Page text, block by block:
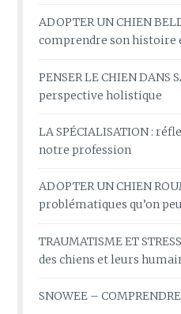
ADOPTER UN CHIEN
comprendre son histoire
PENSER LE CHIEN DANS
perspective holistique
LA SPÉCIALISATION :
notre profession
ADOPTER UN CHIEN
problématiques qu’on
TRAUMATISME ET
des chiens et leurs
SNOWEE –